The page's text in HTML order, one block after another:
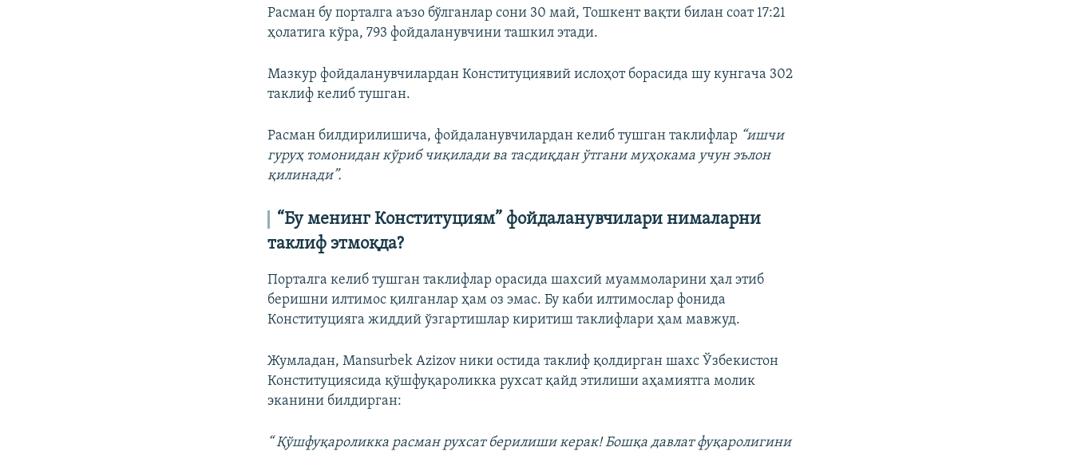
Расман бу порталга аъзо бўлганлар сони 30 май, Тошкент вақти билан соат 17:21
ҳолатига кўра, 793 фойдаланувчини ташкил этади.
Мазкур фойдаланувчилардан Конституциявий ислоҳот борасида шу кунгача 302
таклиф келиб тушган.
Расман билдирилишича, фойдаланувчилардан келиб тушган таклифлар “ишчи
гуруҳ томонидан кўриб чиқилади ва тасдиқдан ўтгани муҳокама учун эълон
қилинади”.
“Бу менинг Конституциям” фойдаланувчилари нималарни
таклиф этмоқда?
Порталга келиб тушган таклифлар орасида шахсий муаммоларини ҳал этиб
беришни илтимос қилганлар ҳам оз эмас. Бу каби илтимослар фонида
Конституцияга жиддий ўзгартишлар киритиш таклифлари ҳам мавжуд.
Жумладан, Mansurbek Azizov ники остида таклиф қолдирган шахс Ўзбекистон
Конституциясида қўшфуқароликка рухсат қайд этилиши аҳамиятга молик
эканини билдирган:
“ Қўшфуқароликка расман рухсат берилиши керак! Бошқа давлат фуқаролигини